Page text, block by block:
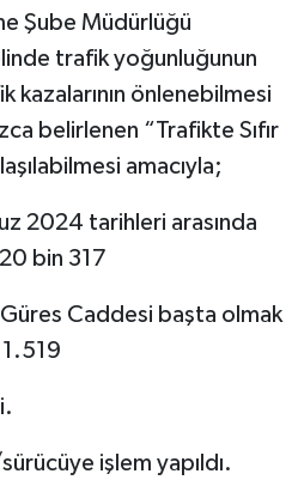
Şube Müdürlüğü
trafik yoğunluğunun
kazalarının önlenebilmesi
belirlenen “Trafikte Sıfır
amacıyla;
2024 tarihleri arasında
bin 317
Caddesi başta olmak
işlem yapıldı.